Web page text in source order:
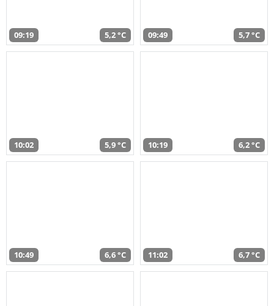
09:19 5,2 °C 09:49 5,7 °C
10:02 5,9 °C 10:19 6,2 °C
10:49 6,6 °C 11:02 6,7 °C